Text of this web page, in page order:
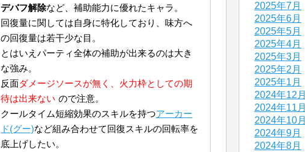
デバフ解除など、補助能力に優れたキャラ。
回復量に関しては自身に特化しており、味方へ
の回復量は若干少な目。
とはいえパーティ全体の補助が出来るのは大き
な強み。
反面ダメージソースが無く、火力枠としての期
待は出来ない ので注意。
クールタイム短縮効果のスキルを持つアーカー
ド(グー)など組み合わせて回復スキルの回転率を
底上げしたい。
2025年7月
2025年6月
2025年5月
2025年4月
2025年3月
2025年2月
2025年1月
2024年12月
2024年11月
2024年10月
2024年9月
2024年8月